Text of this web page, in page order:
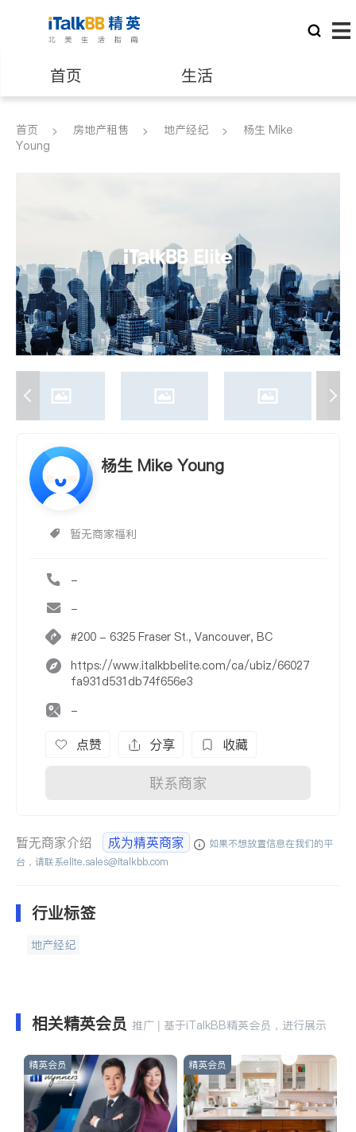
首页 生活
医生 律师
建筑装修
首页 房地产租售 地产经纪
杨生 Mike
Young
杨生 Mike Young
暂无商家福利
-
-
#200 - 6325 Fraser St., Vancouver, BC
https://www.italkbbelite.com/ca/ubiz/66027
fa931d531db74f656e3
-
点赞 分享 收藏
联系商家
暂无商家介绍 成为精英商家
如果不想放置信息在我们的平
台，请联系elite.sales@italkbb.com
行业标签
地产经纪
相关精英会员 推广 | 基于iTalkBB精英会员，进行展示
精英会员 精英会员